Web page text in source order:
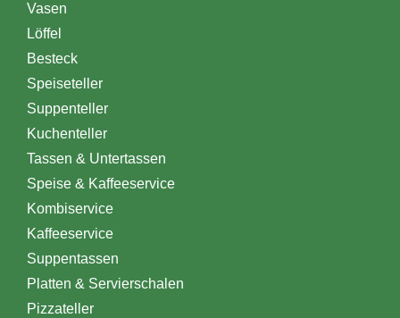
Vasen
Löffel
Besteck
Speiseteller
Suppenteller
Kuchenteller
Tassen & Untertassen
Speise & Kaffeeservice
Kombiservice
Kaffeeservice
Suppentassen
Platten & Servierschalen
Pizzateller